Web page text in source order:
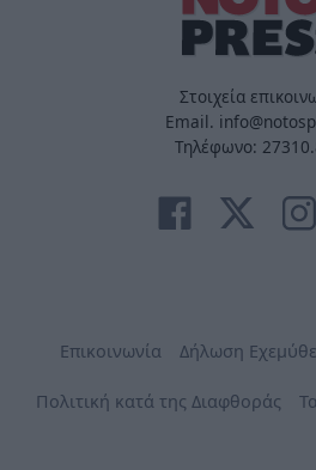
Στοιχεία
Email.
Τηλέφωνο:
Επικοινωνία Δήλωση
Πολιτική κατά της Διαφθοράς